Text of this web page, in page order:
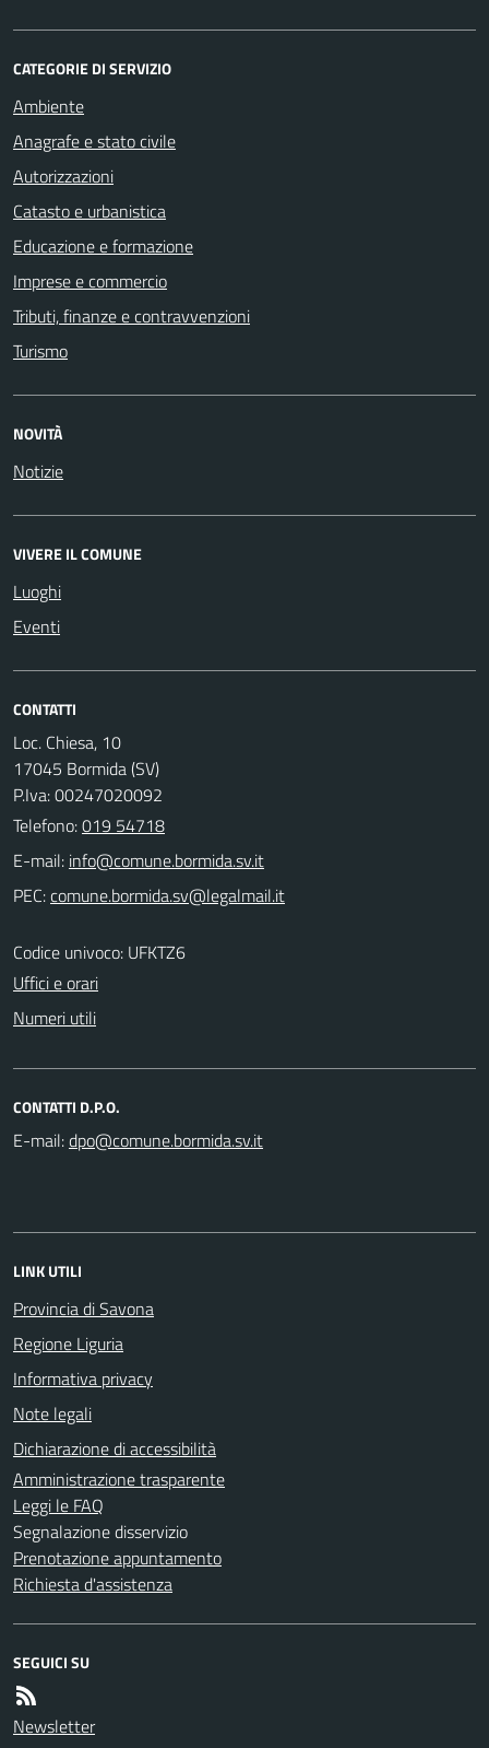
CATEGORIE DI SERVIZIO
Ambiente
Anagrafe e stato civile
Autorizzazioni
Catasto e urbanistica
Educazione e formazione
Imprese e commercio
Tributi, finanze e contravvenzioni
Turismo
NOVITÀ
Notizie
VIVERE IL COMUNE
Luoghi
Eventi
CONTATTI
Loc. Chiesa, 10
17045 Bormida (SV)
P.Iva: 00247020092
Telefono:019 54718
E-mail:
PEC:
Codice univoco: UFKTZ6
Uffici e orari
Numeri utili
CONTATTI D.P.O.
E-mail:
LINK UTILI
Provincia di Savona
Regione Liguria
Informativa privacy
Note legali
Dichiarazione di accessibilità
Amministrazione trasparente
Leggi le FAQ
Segnalazione disservizio
Prenotazione appuntamento
Richiesta d'assistenza
SEGUICI SU
Newsletter